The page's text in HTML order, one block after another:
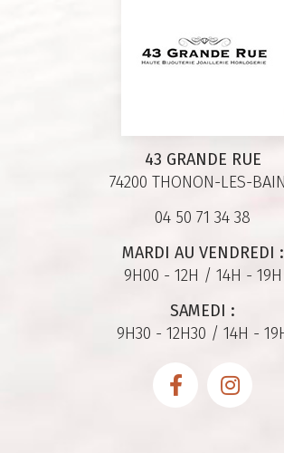
43 GRANDE RUE
74200 THONON-LES-
04 50 71 34 38
MARDI AU VENDREDI :
9H00 - 12H / 14H - 19H
SAMEDI :
9H30 - 12H30 / 14H -